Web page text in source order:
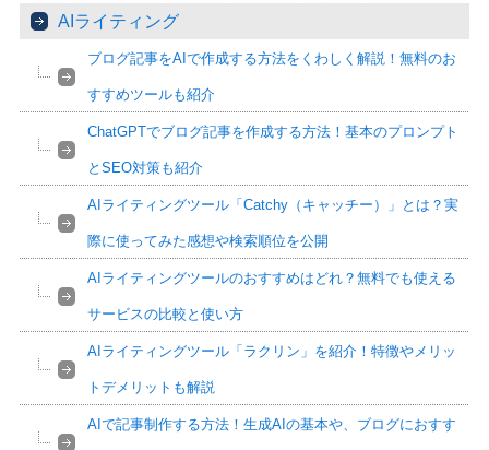
AIライティング
ブログ記事をAIで作成する方法をくわしく解説！無料のお
すすめツールも紹介
ChatGPTでブログ記事を作成する方法！基本のプロンプト
とSEO対策も紹介
AIライティングツール「Catchy（キャッチー）」とは？実
際に使ってみた感想や検索順位を公開
AIライティングツールのおすすめはどれ？無料でも使える
サービスの比較と使い方
AIライティングツール「ラクリン」を紹介！特徴やメリッ
トデメリットも解説
AIで記事制作する方法！生成AIの基本や、ブログにおすす